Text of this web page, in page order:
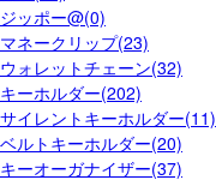
ジッポー@(0)
マネークリップ(23)
ウォレットチェーン(32)
キーホルダー(202)
サイレントキーホルダー(11)
ベルトキーホルダー(20)
キーオーガナイザー(37)